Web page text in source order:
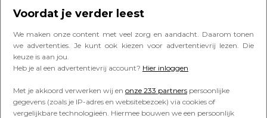
Voordat je verder leest
We maken onze content met veel zorg en aandacht. Daarom tonen
we advertenties. Je kunt ook kiezen voor advertentievrij lezen. Die
keuze is aan jou.
Heb je al een advertentievrij account? Hier inloggen
Met je akkoord verwerken wij en onze 233 partners persoonlijke
gegevens (zoals je IP-adres en websitebezoek) via cookies of
vergelijkbare technologieën. Hiermee bouwen we een persoonlijk
en de Familie Telleman delen
snelle tips om je kind meer
groente en fruit te laten eten
KLEURRIJK ETEN
kind om meer groente en fruit te
eten